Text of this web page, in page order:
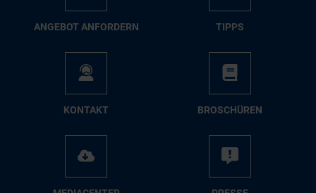
AN­GE­BOT AN­FOR­DERN TIPPS
KON­TAKT BRO­SCHÜ­REN